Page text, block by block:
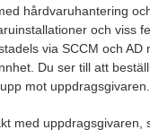
hårdvaruhantering
och viss
via SCCM och AD
Du ser till att
mot uppdragsgivaren.
med uppdragsgivaren,